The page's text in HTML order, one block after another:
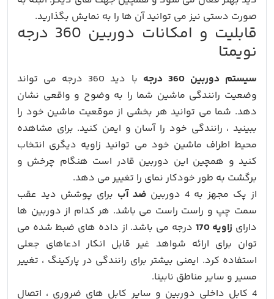
صورت دستی نیز می توانید آن ها را به نمایش بگذارید.
قابلیت و امکانات دوربین 360 درجه
نویمتا
سیستم دوربین 360 درجه
با دید 360 درجه می تواند
وضعیت رانندگی ماشین شما را به وضوح و واقعی نشان
دهد. شما می توانید هر بخشی از موقعیت ماشین خود را
ببینید ، رانندگی خود را آسان و ایمن کنید. برای مشاهده
محیط اطراف ماشین خود می توانید زاویه دیگری انتخاب
کنید و همچین این دوربین قادر است هنگام چرخش و
برگشت به طور خودکار نمای را تغییر می دهد.
از پک مجهز به 4 دوربین
ضد آب برای پوشش دید عقب
سمت چپ و راست راست می باشد. هر کدام از دوربین ها
دارای زاویه 170
درجه می باشد. از داده های ضبط شده می
توان برای ارائه شواهد غیر قابل انکار ادعاهای جعلی
استفاده کرد. ایمنی بیشتر برای رانندگی در پارکینگ ، تغییر
مسیر و سایر مناطق نابینا.
4 کابل داخلی دوربین و سایر کابل های ضروری ، اتصال